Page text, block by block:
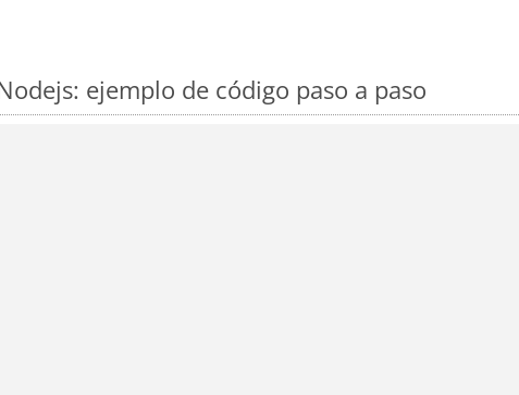
ejemplo de código paso a paso